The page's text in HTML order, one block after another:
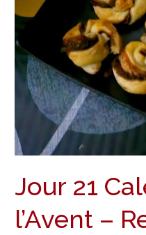
Jour 21
l’Avent –
l’Avent
–
Recette
de
Biscottini
Natale